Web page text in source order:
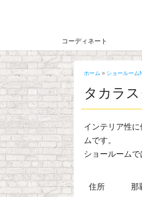
コーディネート
ホーム » ショールーム
タカラ
インテリア性
ムです。
ショールーム
住所 那